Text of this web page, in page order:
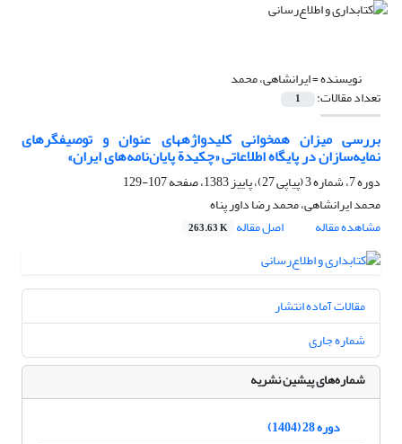
نویسنده =ایرانشاهی، محمد
تعداد مقالات: 1
بررسی میزان همخوانی کلیدواژههای عنوان و توصیفگرهای
نمایه‌سازان در پایگاه اطلاعاتی «چکیدة پایان‌نامه‌های ایران»
دوره 7، شماره 3 (پیاپی 27)، پاییز 1383، صفحه
107-129
محمد ایرانشاهی، محمد رضا داور پناه
مشاهده مقاله
اصل مقاله 263.63 K
مقالات آماده انتشار
شماره جاری
شماره‌های پیشین نشریه
دوره 28 (1404)